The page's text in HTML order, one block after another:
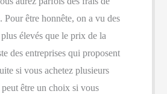
Pour être honnête, on a vu des
élevés que le prix de la
des entreprises qui proposent
si vous achetez plusieurs
être un choix si vous